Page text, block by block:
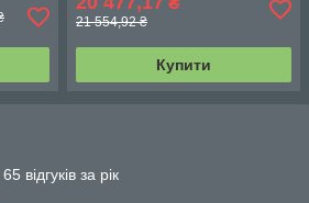
21 554,92 ₴
Купити
відгуків за рік